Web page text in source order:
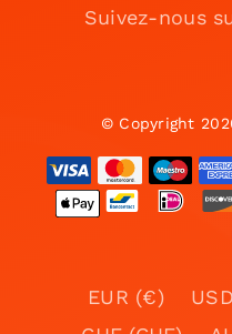
Suivez-nous
© Copyright
EUR (€)